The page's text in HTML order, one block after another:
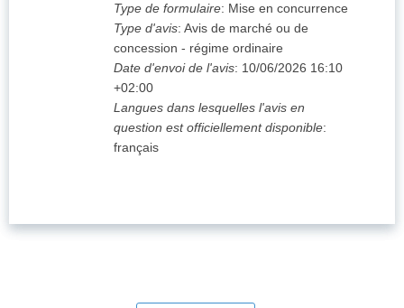
Type de formulaire: Mise en concurrence
Type d'avis: Avis de marché ou de
concession - régime ordinaire
Date d'envoi de l'avis: 10/06/2026 16:10
+02:00
Langues dans lesquelles l'avis en
question est officiellement disponible:
français